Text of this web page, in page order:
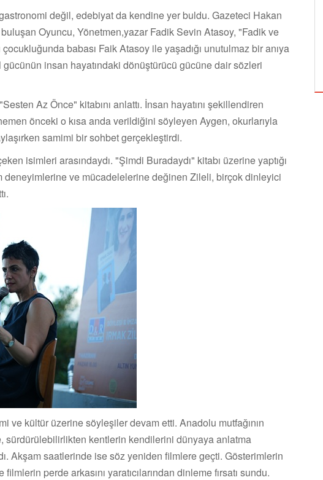
değil, edebiyat da kendine yer buldu. Gazeteci Hakan
Oyuncu, Yönetmen,yazar Fadik Sevin Atasoy, "Fadik ve
çocukluğunda babası Faik Atasoy ile yaşadığı unutulmaz bir anıya
gücünün insan hayatındaki dönüştürücü gücüne dair sözleri
Az Önce" kitabını anlattı. İnsan hayatını şekillendiren
önceki o kısa anda verildiğini söyleyen Aygen, okurlarıyla
samimi bir sohbet gerçekleştirdi.
isimleri arasındaydı. "Şimdi Buradaydı" kitabı üzerine yaptığı
deneyimlerine ve mücadelelerine değinen Zileli, birçok dinleyici
ve kültür üzerine söyleşiler devam etti. Anadolu mutfağının
sürdürülebilirlikten kentlerin kendilerini dünyaya anlatma
Akşam saatlerinde ise söz yeniden filmlere geçti. Gösterimlerin
perde arkasını yaratıcılarından dinleme fırsatı sundu.
ALTIN KOZA'NIN ONUR ÖDÜLLERİ FERZAN
ÖZPETEK VE VAHİDE PERÇİN'İN